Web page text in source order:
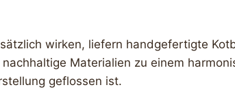
wirken, liefern handgefertigte
Materialien zu einem
geflossen ist.